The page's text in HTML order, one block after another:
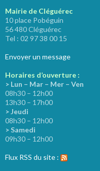
Mairie de Cléguérec
10 place Pobéguin
56 480 Cléguérec
Tel : 02 97 38 00 15
Envoyer un message
Horaires d’ouverture :
> Lun – Mar – Mer – Ven
08h30 – 12h00
13h30 – 17h00
> Jeudi
08h30 – 12h00
> Samedi
09h30 – 12h00
Flux RSS du site :